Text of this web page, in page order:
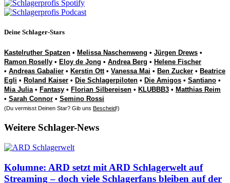
Deine Schlager-Stars
Kastelruther Spatzen • Melissa Naschenweng • Jürgen Drews •
Ramon Roselly • Eloy de Jong • Andrea Berg • Helene Fischer
• Andreas Gabalier • Kerstin Ott• Vanessa Mai • Ben Zucker • Beatrice
Egli • Roland Kaiser • Die Schlagerpiloten • Die Amigos • Santiano •
Mia Julia• Fantasy • Florian Silbereisen • KLUBBB3 • Matthias Reim
• Sarah Connor • Semino Rossi
(Du vermisst Deinen Star? Gib uns Bescheid!)
Weitere Schlager-News
Kolumne: ARD setzt mit ARD Schlagerwelt auf
Streaming – doch viele Schlagerfans bleiben auf der